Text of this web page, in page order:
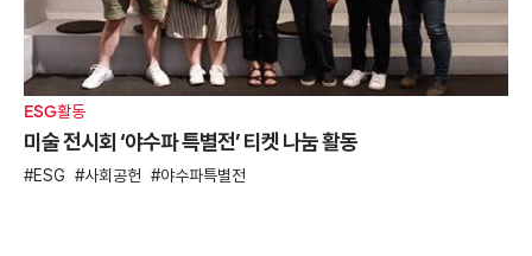
ESG활동
미술 전시회 ‘야수파 특별전’ 티켓 나눔 활동
ESG 사회공헌 야수파특별전